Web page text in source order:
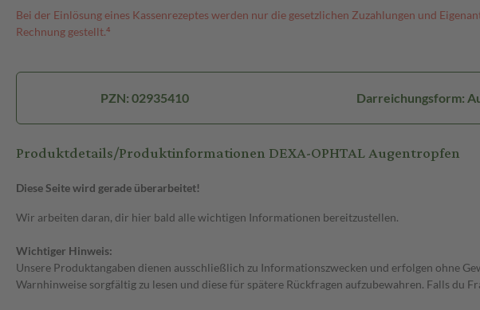
Bei der Einlösung eines Kassenrezeptes werden nur die gesetzlichen Zuzahlungen und
Rechnung gestellt.⁴
PZN: 02935410 Darreichungsform:
Produktdetails/Produktinformationen DEXA-OPHTAL Augentropfen
Diese Seite wird gerade überarbeitet!
Wir arbeiten daran, dir hier bald alle wichtigen Informationen bereitzustellen.
Wichtiger Hinweis:
Unsere Produktangaben dienen ausschließlich zu Informationszwecken und erfolgen ohne
Warnhinweise sorgfältig zu lesen und diese für spätere Rückfragen aufzubewahren. Falls du